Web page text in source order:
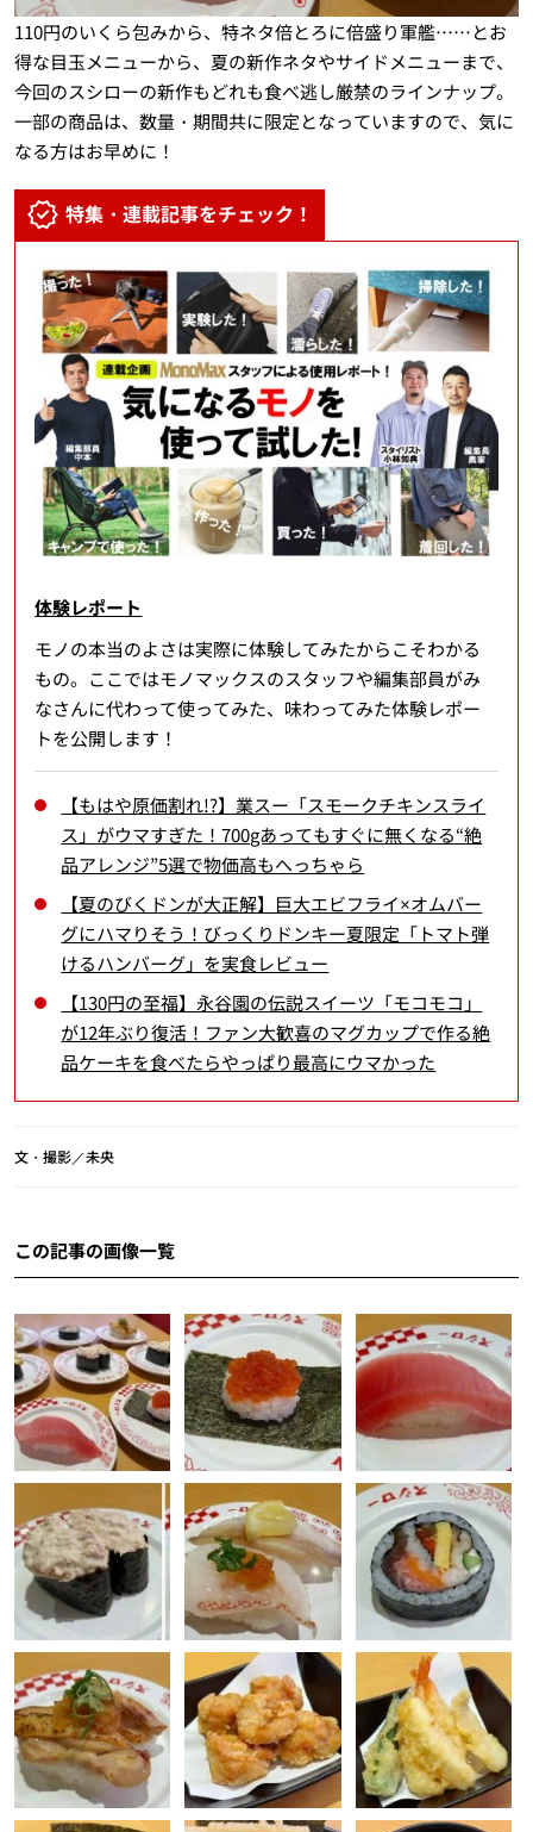
110円のいくら包みから、特ネタ倍とろに倍盛り軍艦……とお
得な目玉メニューから、夏の新作ネタやサイドメニューまで、
今回のスシローの新作もどれも食べ逃し厳禁のラインナップ。
一部の商品は、数量・期間共に限定となっていますので、気に
なる方はお早めに！
特集・連載記事をチェック！
体験レポート
モノの本当のよさは実際に体験してみたからこそわかる
もの。ここではモノマックスのスタッフや編集部員がみ
なさんに代わって使ってみた、味わってみた体験レポー
トを公開します！
【もはや原価割れ!?】業スー「スモークチキンスライ
ス」がウマすぎた！700gあってもすぐに無くなる“絶
品アレンジ”5選で物価高もへっちゃら
【夏のびくドンが大正解】巨大エビフライ×オムバー
グにハマりそう！びっくりドンキー夏限定「トマト弾
けるハンバーグ」を実食レビュー
【130円の至福】永谷園の伝説スイーツ「モコモコ」
が12年ぶり復活！ファン大歓喜のマグカップで作る絶
品ケーキを食べたらやっぱり最高にウマかった
文・撮影／未央
この記事の画像一覧